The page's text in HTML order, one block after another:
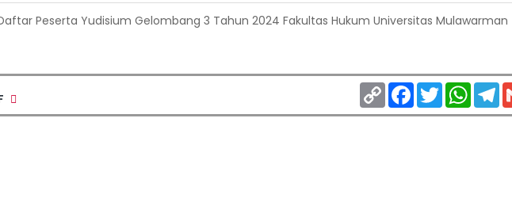
Peserta Yudisium Gelombang 3 Tahun 2024 Fakultas Hukum Universitas Mulawarman
Copy
Link
Facebook
Twitter